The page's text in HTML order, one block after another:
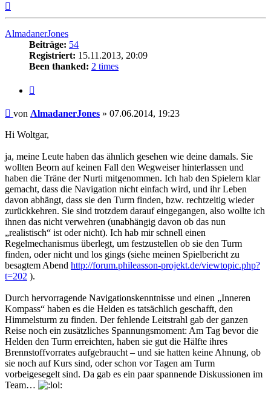
oben
AlmadanerJones
Beiträge: 54
Registriert: 15.11.2013, 20:09
Been thanked: 2 times
Beitrag
von AlmadanerJones » 07.06.2014, 19:23
Hi Woltgar,
ja, meine Leute haben das ähnlich gesehen wie deine damals. Sie
wollten Beorn auf keinen Fall den Wegweiser hinterlassen und
haben die Träne der Nurti mitgenommen. Ich hab den Spielern klar
gemacht, dass die Navigation nicht einfach wird, und ihr Leben
davon abhängt, dass sie den Turm finden, bzw. rechtzeitig wieder
zurückkehren. Sie sind trotzdem darauf eingegangen, also wollte ich
ihnen das nicht verwehren (unabhängig davon ob das nun
„realistisch“ ist oder nicht). Ich hab mir schnell einen
Regelmechanismus überlegt, um festzustellen ob sie den Turm
finden, oder nicht und los gings (siehe meinen Spielbericht zu
besagtem Abend http://forum.phileasson-projekt.de/viewtopic.php?
t=202 ).
Durch hervorragende Navigationskenntnisse und einen „Inneren
Kompass“ haben es die Helden es tatsächlich geschafft, den
Himmelsturm zu finden. Der fehlende Leitstrahl gab der ganzen
Reise noch ein zusätzliches Spannungsmoment: Am Tag bevor die
Helden den Turm erreichten, haben sie gut die Hälfte ihres
Brennstoffvorrates aufgebraucht – und sie hatten keine Ahnung, ob
sie noch auf Kurs sind, oder schon vor Tagen am Turm
vorbeigesegelt sind. Da gab es ein paar spannende Diskussionen im
Team…